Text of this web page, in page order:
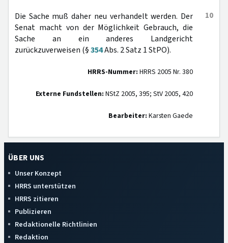
10
Die Sache muß daher neu verhandelt werden. Der
Senat macht von der Möglichkeit Gebrauch, die
Sache an ein anderes Landgericht
zurückzuverweisen (§354Abs. 2 Satz 1 StPO).
HRRS-Nummer: HRRS 2005 Nr. 380
Externe Fundstellen: NStZ 2005, 395; StV 2005, 420
Bearbeiter: Karsten Gaede
ÜBER UNS
Unser Konzept
HRRS unterstützen
HRRS zitieren
Publizieren
Redaktionelle Richtlinien
Redaktion